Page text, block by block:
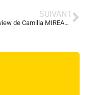
SUIVANT
Interview de Camilla MIREAUX